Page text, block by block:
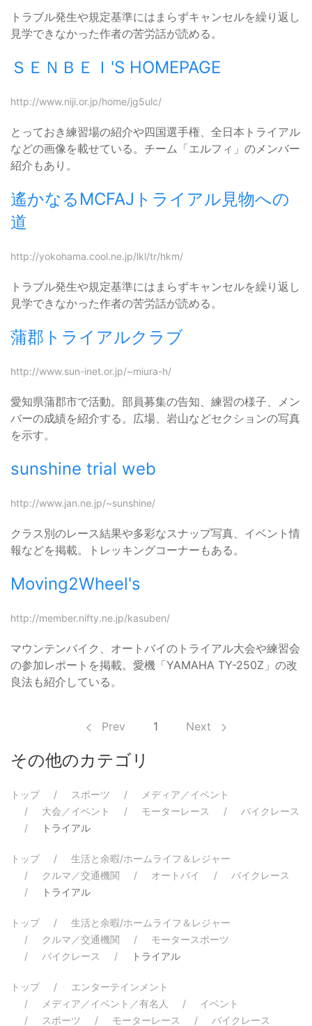
トラブル発生や規定基準にはまらずキャンセルを繰り返し
見学できなかった作者の苦労話が読める。
ＳＥＮＢＥＩ'S HOMEPAGE
http://www.niji.or.jp/home/jg5ulc/
とっておき練習場の紹介や四国選手権、全日本トライアル
などの画像を載せている。チーム「エルフィ」のメンバー
紹介もあり。
遙かなるMCFAJトライアル見物への
道
http://yokohama.cool.ne.jp/lkl/tr/hkm/
トラブル発生や規定基準にはまらずキャンセルを繰り返し
見学できなかった作者の苦労話が読める。
蒲郡トライアルクラブ
http://www.sun-inet.or.jp/~miura-h/
愛知県蒲郡市で活動。部員募集の告知、練習の様子、メン
バーの成績を紹介する。広場、岩山などセクションの写真
を示す。
sunshine trial web
http://www.jan.ne.jp/~sunshine/
クラス別のレース結果や多彩なスナップ写真、イベント情
報などを掲載。トレッキングコーナーもある。
Moving2Wheel's
http://member.nifty.ne.jp/kasuben/
マウンテンバイク、オートバイのトライアル大会や練習会
の参加レポートを掲載。愛機「YAMAHA TY-250Z」の改
良法も紹介している。
Prev 1 Next
その他のカテゴリ
トップ スポーツ
メディア／イベント
大会／イベント
モーターレース
バイクレース
トライアル
トップ
生活と余暇/ホームライフ＆レジャー
クルマ／交通機関
オートバイ
バイクレース
トライアル
トップ
生活と余暇/ホームライフ＆レジャー
クルマ／交通機関
モータースポーツ
バイクレース
トライアル
トップ
エンターテインメント
メディア／イベント／有名人
イベント
スポーツ
モーターレース バイクレース